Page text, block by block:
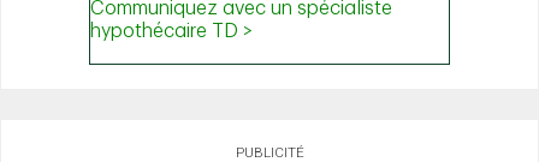
PUBLICITÉ